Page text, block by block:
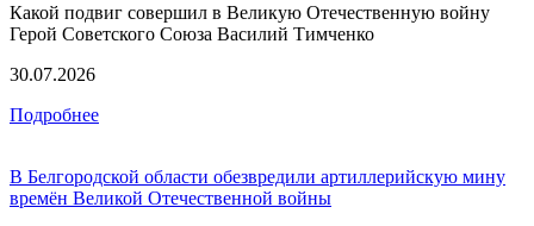
Какой подвиг совершил в Великую Отечественную войну
Герой Советского Союза Василий Тимченко
30.07.2026
Подробнее
В Белгородской области обезвредили артиллерийскую мину
времён Великой Отечественной войны